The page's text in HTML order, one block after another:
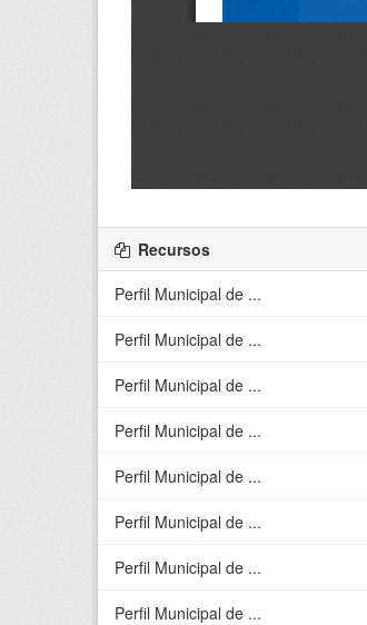
Recursos
Perfil Municipal de ...
Perfil Municipal de ...
Perfil Municipal de ...
Perfil Municipal de ...
Perfil Municipal de ...
Perfil Municipal de ...
Perfil Municipal de ...
Perfil Municipal de ...